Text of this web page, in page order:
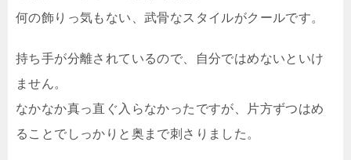
何の飾りっ気もない、武骨なスタイルがクールです。
持ち手が分離されているので、自分ではめないといけ
ません。
なかなか真っ直ぐ入らなかったですが、片方ずつはめ
ることでしっかりと奥まで刺さりました。